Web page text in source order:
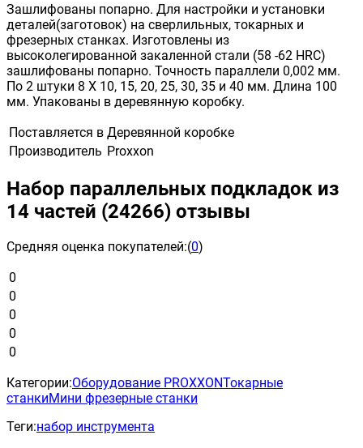
Зашлифованы попарно. Для настройки и установки
деталей(заготовок) на сверлильных, токарных и
фрезерных станках. Изготовлены из
высоколегированной закаленной стали (58 -62 HRC)
зашлифованы попарно. Точность параллели 0,002 мм.
По 2 штуки 8 Х 10, 15, 20, 25, 30, 35 и 40 мм. Длина 100
мм. Упакованы в деревянную коробку.
Поставляется в Деревянной коробке
Производитель Proxxon
Набор параллельных подкладок из
14 частей (24266) отзывы
Средняя оценка покупателей:(0)
0
0
0
0
0
Категории:Оборудование PROXXONТокарные
станкиМини фрезерные станки
Теги:набор инструмента